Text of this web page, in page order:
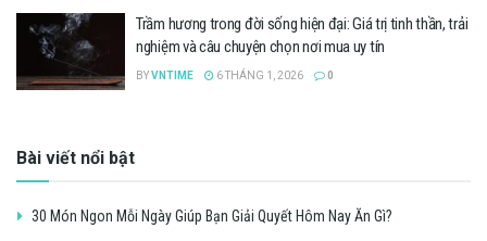
Trầm hương trong đời sống hiện đại: Giá trị tinh thần, trải
nghiệm và câu chuyện chọn nơi mua uy tín
BYVNTIME 6 THÁNG 1, 2026 0
Bài viết nổi bật
30 Món Ngon Mỗi Ngày Giúp Bạn Giải Quyết Hôm Nay Ăn Gì?